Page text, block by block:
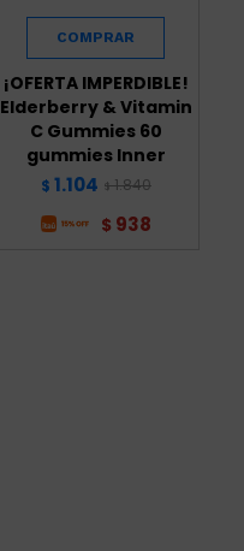
¡OFERTA IMPERDIBLE!
Elderberry & Vitamin
C Gummies 60
gummies Inner
$ 1.104 $ 1.840
$ 938